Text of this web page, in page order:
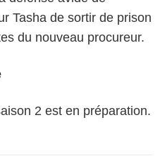
Tasha de sortir de prison
du nouveau procureur.
2 est en préparation.